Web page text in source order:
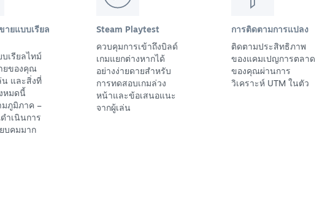
ายแบบเรียล
เรียลไทม์
ยของคุณ
น และสิ่งที่
หมดนี้
มภูมิภาค –
ำเนินการ
บคมมาก
Steam Playtest
ควบคุมการเข้าถึงบิลด์
เกมแยกต่างหากได้
อย่างง่ายดายสำหรับ
การทดสอบเกมล่วง
หน้าและข้อเสนอแนะ
จากผู้เล่น
การติดตามการแปลง
ติดตามประสิทธิภาพ
ของแคมเปญการตลาด
ของคุณผ่านการ
วิเคราะห์ UTM ในตัว